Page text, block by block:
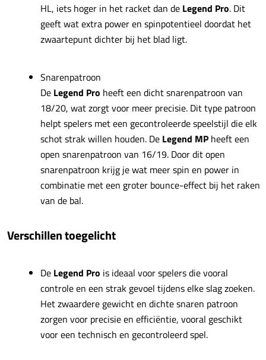
HL, iets hoger in het racket dan de Legend Pro. Dit
geeft wat extra power en spinpotentieel doordat het
zwaartepunt dichter bij het blad ligt.
Snarenpatroon
De Legend Pro heeft een dicht snarenpatroon van
18/20, wat zorgt voor meer precisie. Dit type patroon
helpt spelers met een gecontroleerde speelstijl die elk
schot strak willen houden. De Legend MP heeft een
open snarenpatroon van 16/19. Door dit open
snarenpatroon krijg je wat meer spin en power in
combinatie met een groter bounce-effect bij het raken
van de bal.
Verschillen toegelicht
De Legend Pro is ideaal voor spelers die vooral
controle en een strak gevoel tijdens elke slag zoeken.
Het zwaardere gewicht en dichte snaren patroon
zorgen voor precisie en efficiëntie, vooral geschikt
voor een technisch en gecontroleerd spel.